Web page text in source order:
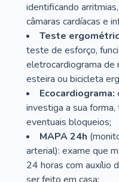
identificando
câmaras cardíacas e
Teste
teste de esforço,
eletrocardiograma de
esteira ou bicicleta
Ecocardiograma:
investiga a sua
eventuais bloqueios;
MAPA 24h
arterial): exame que
24 horas com auxílio